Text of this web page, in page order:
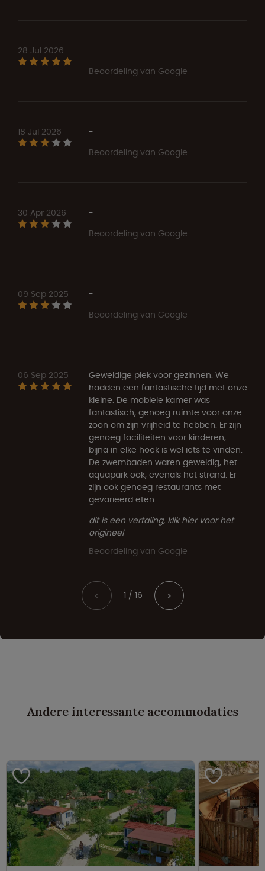
28 Jul 2026
-
Beoordeling van Google
18 Jul 2026
-
Beoordeling van Google
30 Apr 2026
-
Beoordeling van Google
09 Sep 2025
-
Beoordeling van Google
06 Sep 2025
Geweldige plek voor gezinnen. We
hadden een fantastische tijd met onze
kleine. De mobiele kamer was
fantastisch, genoeg ruimte voor onze
zoon om zijn vrijheid te hebben. Er zijn
genoeg faciliteiten voor kinderen,
bijna in elke hoek is wel iets te vinden.
De zwembaden waren geweldig, het
aquapark ook, evenals het strand. Er
zijn ook genoeg restaurants met
gevarieerd eten.
dit is een vertaling, klik hier voor het
origineel
Beoordeling van Google
< 1 / 16 >
Andere interessante accommodaties